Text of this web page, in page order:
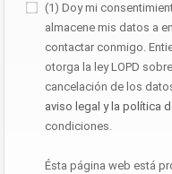
(1) Doy mi
almacene mis datos a
contactar conmigo.
otorga la ley LOPD
cancelación de los
aviso legal y la política
condiciones.
Ésta página web está